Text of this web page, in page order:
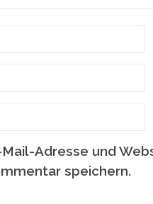
Mail-Adresse und
speichern.